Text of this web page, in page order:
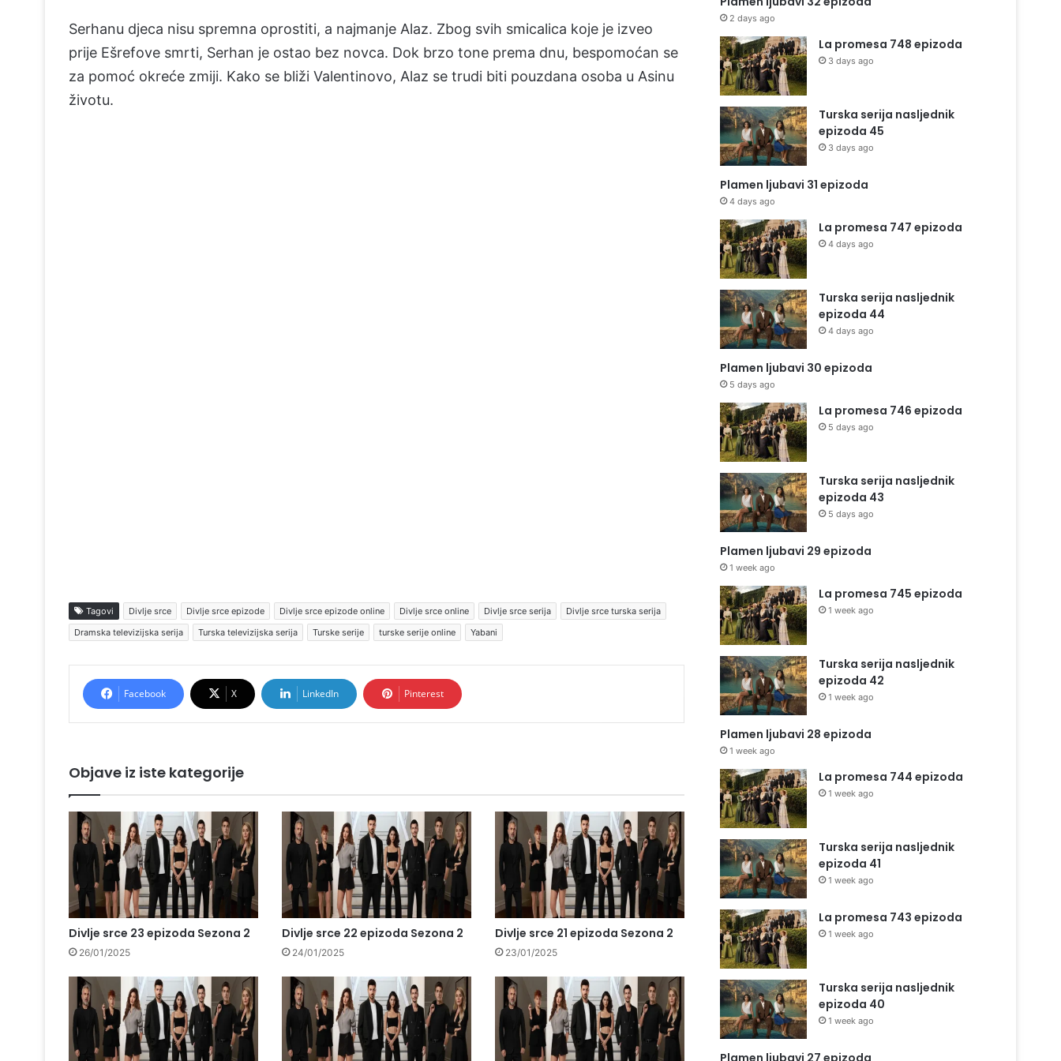
Serhanu djeca nisu spremna oprostiti, a najmanje Alaz. Zbog svih smicalica koje je izveo
prije Ešrefove smrti, Serhan je ostao bez novca. Dok brzo tone prema dnu, bespomoćan se
za pomoć okreće zmiji. Kako se bliži Valentinovo, Alaz se trudi biti pouzdana osoba u Asinu
životu.
Tagovi Divlje srce Divlje srce epizode Divlje srce epizode online Divlje srce online Divlje srce serija
Divlje srce turska serija
Dramska televizijska serija
Turska televizijska serija Turske serije turske serije online Yabani
Facebook X LinkedIn Pinterest
Objave iz iste kategorije
Divlje srce 23 epizoda Sezona 2
26/01/2025
Divlje srce 22 epizoda Sezona 2
24/01/2025
Divlje srce 21 epizoda Sezona 2
23/01/2025
2 days ago
La promesa 748 epizoda
3 days ago
Turska serija nasljednik
epizoda 45
3 days ago
Plamen ljubavi 31 epizoda
4 days ago
La promesa 747 epizoda
4 days ago
Turska serija nasljednik
epizoda 44
4 days ago
Plamen ljubavi 30 epizoda
5 days ago
La promesa 746 epizoda
5 days ago
Turska serija nasljednik
epizoda 43
5 days ago
Plamen ljubavi 29 epizoda
1 week ago
La promesa 745 epizoda
1 week ago
Turska serija nasljednik
epizoda 42
1 week ago
Plamen ljubavi 28 epizoda
1 week ago
La promesa 744 epizoda
1 week ago
Turska serija nasljednik
epizoda 41
1 week ago
La promesa 743 epizoda
1 week ago
Turska serija nasljednik
epizoda 40
1 week ago
Plamen ljubavi 27 epizoda